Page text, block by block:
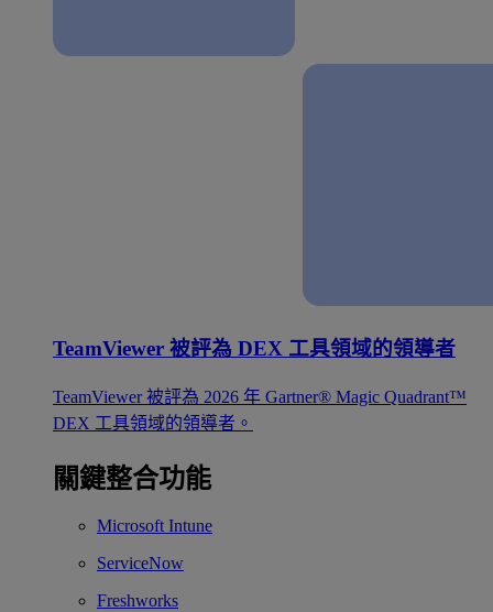
TeamViewer 被評為 DEX 工具領域的領導者
TeamViewer 被評為 2026 年 Gartner® Magic Quadrant™
DEX 工具領域的領導者。
關鍵整合功能
Microsoft Intune
ServiceNow
Freshworks